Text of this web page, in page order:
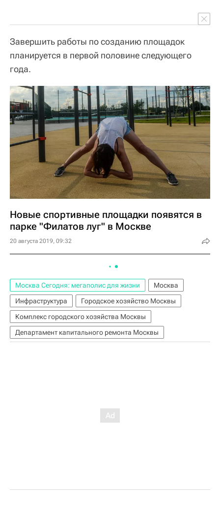
Завершить работы по созданию площадок
планируется в первой половине следующего
года.
Новые спортивные площадки появятся в
парке "Филатов луг" в Москве
20 августа 2019, 09:32
Москва Сегодня: мегаполис для жизни
Москва
Инфраструктура
Городское хозяйство Москвы
Комплекс городского хозяйства Москвы
Департамент капитального ремонта Москвы